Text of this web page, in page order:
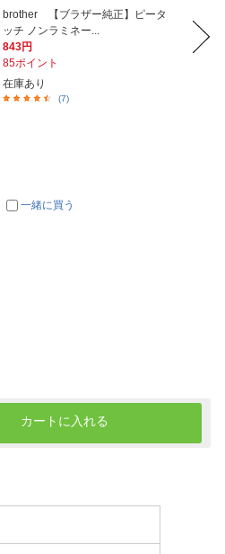
brother 【ブラザー純正】ピータ
ッチ ノンラミネー...
843円
85ポイント
在庫あり
(7)
一緒に買う
ド （
743円
カートに入れる